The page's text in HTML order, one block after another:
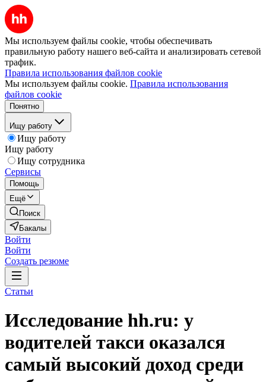
Мы используем файлы cookie, чтобы обеспечивать
правильную работу нашего веб-сайта и анализировать сетевой
трафик.
Правила использования файлов cookie
Мы используем файлы cookie. Правила использования
файлов cookie
Понятно
Ищу работу
Ищу работу
Ищу работу
Ищу сотрудника
Сервисы
Помощь
Ещё
Поиск
Бакалы
Войти
Войти
Создать резюме
Статьи
Исследование hh.ru: у
водителей такси оказался
самый высокий доход среди